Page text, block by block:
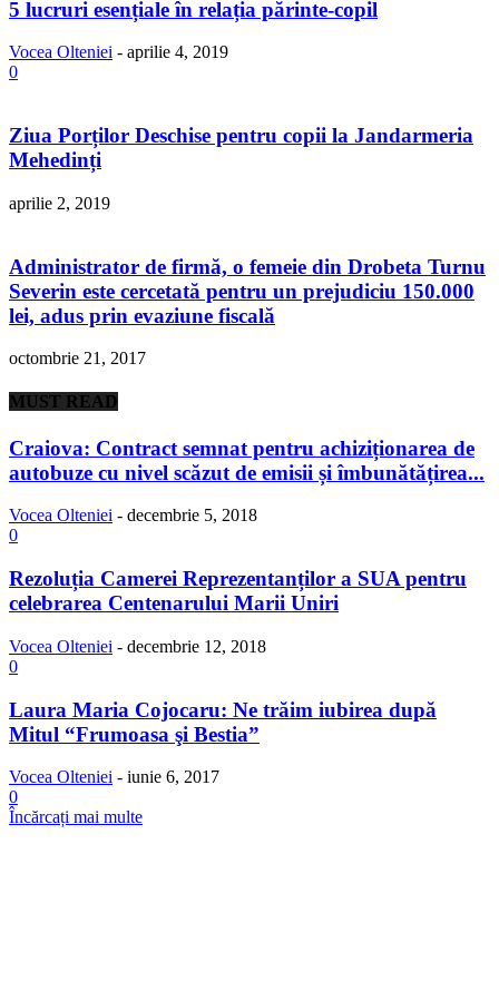
5 lucruri esențiale în relația părinte-copil
Vocea Olteniei - aprilie 4, 2019
0
Ziua Porților Deschise pentru copii la Jandarmeria
Mehedinți
aprilie 2, 2019
Administrator de firmă, o femeie din Drobeta Turnu
Severin este cercetată pentru un prejudiciu 150.000
lei, adus prin evaziune fiscală
octombrie 21, 2017
MUST READ
Craiova: Contract semnat pentru achiziționarea de
autobuze cu nivel scăzut de emisii și îmbunătățirea...
Vocea Olteniei - decembrie 5, 2018
0
Rezoluția Camerei Reprezentanților a SUA pentru
celebrarea Centenarului Marii Uniri
Vocea Olteniei - decembrie 12, 2018
0
Laura Maria Cojocaru: Ne trăim iubirea după
Mitul “Frumoasa şi Bestia”
Vocea Olteniei - iunie 6, 2017
0
Încărcați mai multe